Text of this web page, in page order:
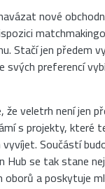
nové
Stačí jen předem
preferencí
že veletrh není jen
s projekty,
Součástí
se tak stane
a poskytuje